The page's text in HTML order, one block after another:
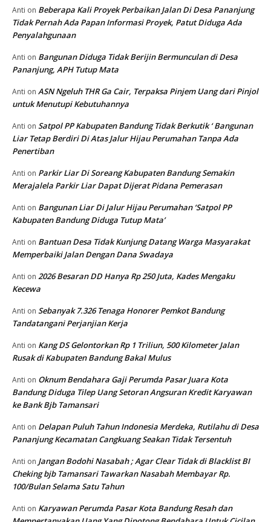
Anti on Beberapa Kali Proyek Perbaikan Jalan Di Desa Pananjung
Tidak Pernah Ada Papan Informasi Proyek, Patut Diduga Ada
Penyalahgunaan
Anti on Bangunan Diduga Tidak Berijin Bermunculan di Desa
Pananjung, APH Tutup Mata
Anti on ASN Ngeluh THR Ga Cair, Terpaksa Pinjem Uang dari Pinjol
untuk Menutupi Kebutuhannya
Anti on Satpol PP Kabupaten Bandung Tidak Berkutik ‘ Bangunan
Liar Tetap Berdiri Di Atas Jalur Hijau Perumahan Tanpa Ada
Penertiban
Anti on Parkir Liar Di Soreang Kabupaten Bandung Semakin
Merajalela Parkir Liar Dapat Dijerat Pidana Pemerasan
Anti on Bangunan Liar Di Jalur Hijau Perumahan ‘Satpol PP
Kabupaten Bandung Diduga Tutup Mata’
Anti on Bantuan Desa Tidak Kunjung Datang Warga Masyarakat
Memperbaiki Jalan Dengan Dana Swadaya
Anti on 2026 Besaran DD Hanya Rp 250 Juta, Kades Mengaku
Kecewa
Anti on Sebanyak 7.326 Tenaga Honorer Pemkot Bandung
Tandatangani Perjanjian Kerja
Anti on Kang DS Gelontorkan Rp 1 Triliun, 500 Kilometer Jalan
Rusak di Kabupaten Bandung Bakal Mulus
Anti on Oknum Bendahara Gaji Perumda Pasar Juara Kota
Bandung Diduga Tilep Uang Setoran Angsuran Kredit Karyawan
ke Bank Bjb Tamansari
Anti on Delapan Puluh Tahun Indonesia Merdeka, Rutilahu di Desa
Pananjung Kecamatan Cangkuang Seakan Tidak Tersentuh
Anti on Jangan Bodohi Nasabah ; Agar Clear Tidak di Blacklist BI
Cheking bjb Tamansari Tawarkan Nasabah Membayar Rp.
100/Bulan Selama Satu Tahun
Anti on Karyawan Perumda Pasar Kota Bandung Resah dan